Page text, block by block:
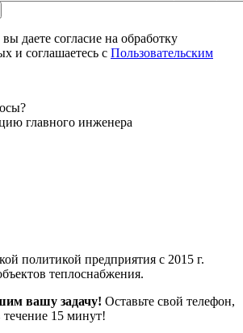
даете согласие на обработку
и соглашаетесь с Пользовательским
главного инженера
политикой предприятия с 2015 г.
теплоснабжения.
вашу задачу! Оставьте свой телефон,
течение 15 минут!